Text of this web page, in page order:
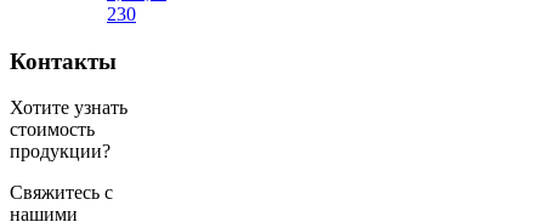
230
Контакты
Хотите узнать
стоимость
продукции?
Свяжитесь с
нашими